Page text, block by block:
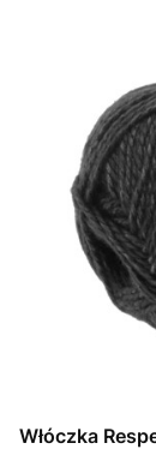
Włóczka